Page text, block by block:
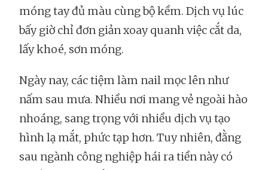
móng tay đủ màu cùng bộ kềm. Dịch vụ lúc
bấy giờ chỉ đơn giản xoay quanh việc cắt da,
lấy khoé, sơn móng.
Ngày nay, các tiệm làm nail mọc lên như
nấm sau mưa. Nhiều nơi mang vẻ ngoài hào
nhoáng, sang trọng với nhiều dịch vụ tạo
hình lạ mắt, phức tạp hơn. Tuy nhiên, đằng
sau ngành công nghiệp hái ra tiền này có